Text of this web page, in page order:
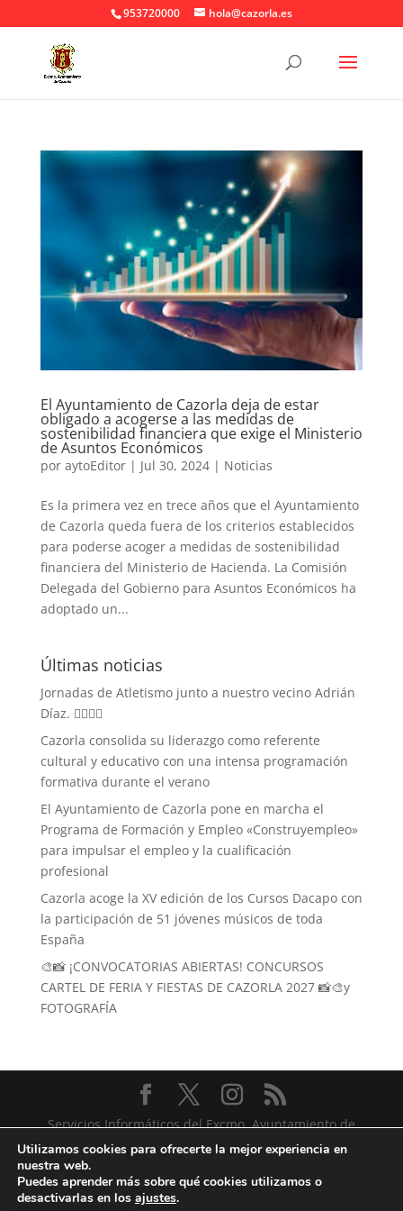
953720000 hola@cazorla.es
El Ayuntamiento de Cazorla deja de estar
obligado a acogerse a las medidas de
sostenibilidad financiera que exige el Ministerio
de Asuntos Económicos
por aytoEditor| Jul 30, 2024| Noticias
Es la primera vez en trece años que el Ayuntamiento
de Cazorla queda fuera de los criterios establecidos
para poderse acoger a medidas de sostenibilidad
financiera del Ministerio de Hacienda. La Comisión
Delegada del Gobierno para Asuntos Económicos ha
adoptado un...
Últimas noticias
Jornadas de Atletismo junto a nuestro vecino Adrián
Díaz. 🏃‍♀️🏃‍♂️
Cazorla consolida su liderazgo como referente
cultural y educativo con una intensa programación
formativa durante el verano
El Ayuntamiento de Cazorla pone en marcha el
Programa de Formación y Empleo «Construyempleo»
para impulsar el empleo y la cualificación
profesional
Cazorla acoge la XV edición de los Cursos Dacapo con
la participación de 51 jóvenes músicos de toda
España
🎨📸 ¡CONVOCATORIAS ABIERTAS! CONCURSOS
CARTEL DE FERIA Y FIESTAS DE CAZORLA 2027 📸🎨y
FOTOGRAFÍA
Servicios Informáticos del Excmo. Ayuntamiento de
Cazorla
Utilizamos cookies para ofrecerte la mejor experiencia en
nuestra web.
Puedes aprender más sobre qué cookies utilizamos o
desactivarlas en los ajustes.